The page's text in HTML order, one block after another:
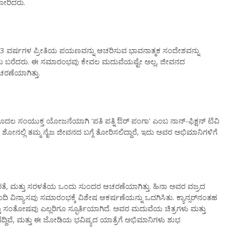
ಪ್ರೀತಿಯ ಪಯಣವನ್ನು ಆಚರಿಸುವ ಭಾವನಾತ್ಮಕ ಸಂದೇಶವನ್ನು
ಬರೆದರು. ಈ ಸಮಾರಂಭವು ಕೇವಲ ಮದುವೆಯಷ್ಟೇ ಅಲ್ಲ, ಜೀವನದ
ಸಂಯುಕ್ತ ಯೋಜನೆಯಾಗಿ 'ಪತಿ ಪತ್ನಿ ಔರ್ ಪಂಗಾ' ಎಂಬ ನಾನ್-ಫಿಕ್ಷನ್ ಟಿವಿ
ತಮ್ಮ ನೈಜ ಜೀವನದ ಬಗ್ಗೆ ತೋರಿಸಲಿದ್ದಾರೆ, ಇದು ಅವರ ಅಭಿಮಾನಿಗಳಿಗೆ
ಮತ್ತು ಸರಳತೆಯ ಒಂದು ಸುಂದರ ಆಚರಣೆಯಾಗಿತ್ತು. ಹಿನಾ ಅವರ ವಜ್ರದ
ಸಮಾರಂಭಕ್ಕೆ ವಿಶೇಷ ಆಕರ್ಷಣೆಯನ್ನು ಒದಗಿಸಿತು. ಕ್ಯಾನ್ಸರ್‌ನಂತಹ
ಎಲ್ಲರಿಗೂ ಸ್ಫೂರ್ತಿಯಾಗಿದೆ. ಅವರ ಮದುವೆಯ ಚಿತ್ರಗಳು ಮತ್ತು
ಮತ್ತು ಈ ಜೋಡಿಯ ಭವಿಷ್ಯದ ಯಾತ್ರೆಗೆ ಅಭಿಮಾನಿಗಳು ಶುಭ